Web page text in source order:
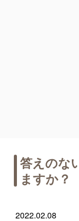
答えのな
ますか？
2022.02.08